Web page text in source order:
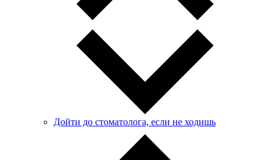
Дойти до стоматолога, если не ходишь